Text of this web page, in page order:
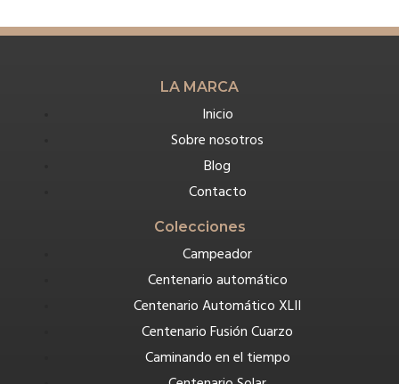
LA MARCA
Inicio
Sobre nosotros
Blog
Contacto
Colecciones
Campeador
Centenario automático
Centenario Automático XLII
Centenario Fusión Cuarzo
Caminando en el tiempo